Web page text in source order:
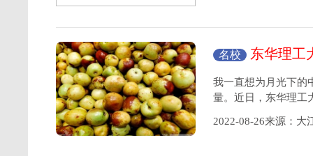
名校 东华理工
我一直想为月光下的
量。近日，东华理工
2022-08-26来源：大